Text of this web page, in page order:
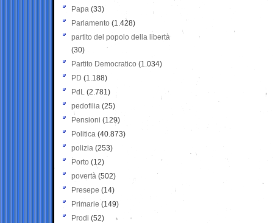
Papa (33)
Parlamento (1.428)
partito del popolo della libertà
(30)
Partito Democratico (1.034)
PD (1.188)
PdL (2.781)
pedofilia (25)
Pensioni (129)
Politica (40.873)
polizia (253)
Porto (12)
povertà (502)
Presepe (14)
Primarie (149)
Prodi (52)